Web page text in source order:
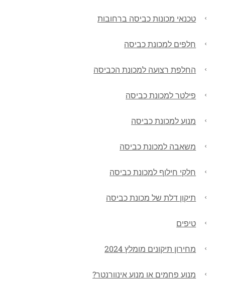
טכנאי מכונות כביסה ברחובות
חלפים למכונת כביסה
החלפת רצועה למכונת הכביסה
פילטר למכונת כביסה
מנוע למכונת כביסה
משאבה למכונת כביסה
חלקי חילוף למכונת כביסה
תיקון דלת של מכונת כביסה
טיפים
מחירון תיקונים מומלץ 2024
מנוע פחמים או מנוע אינוורנטר?